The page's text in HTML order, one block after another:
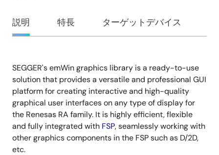
概
要
説明 特長 ターゲットデバイス
説
明
SEGGER's emWin graphics library is a ready-to-use
solution that provides a versatile and professional GUI
platform for creating interactive and high-quality
graphical user interfaces on any type of display for
the Renesas RA family. It is highly efficient, flexible
and fully integrated with FSP, seamlessly working with
other graphics components in the FSP such as D/2D,
etc.